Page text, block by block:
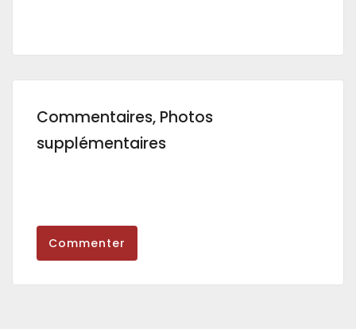
Commentaires, Photos
supplémentaires
Commenter